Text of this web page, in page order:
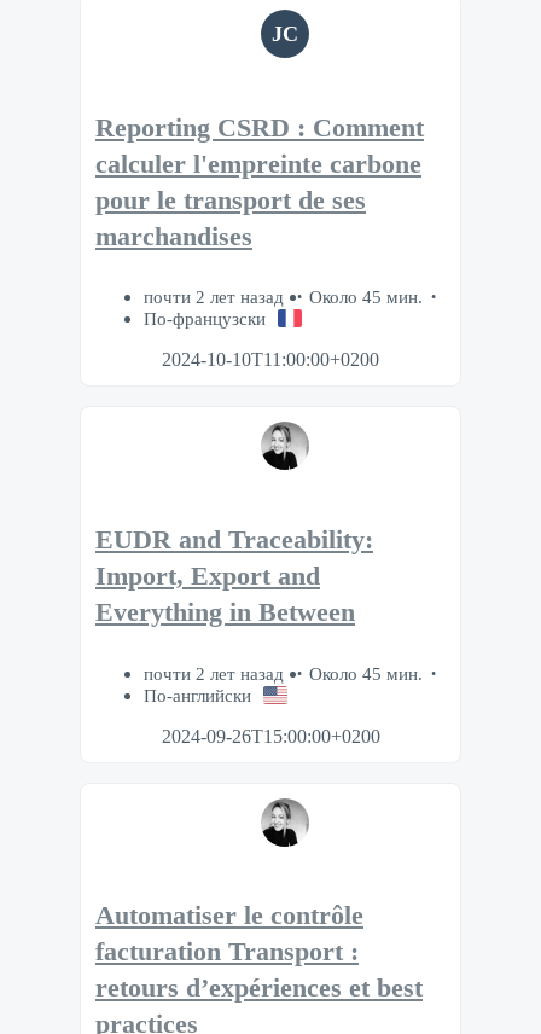
JC
Reporting CSRD : Comment
calculer l'empreinte carbone
pour le transport de ses
marchandises
почти 2 лет назад
Около 45 мин.
По-французски
2024-10-10T11:00:00+0200
EUDR and Traceability:
Import, Export and
Everything in Between
почти 2 лет назад
Около 45 мин.
По-английски
2024-09-26T15:00:00+0200
Automatiser le contrôle
facturation Transport :
retours d’expériences et best
practices